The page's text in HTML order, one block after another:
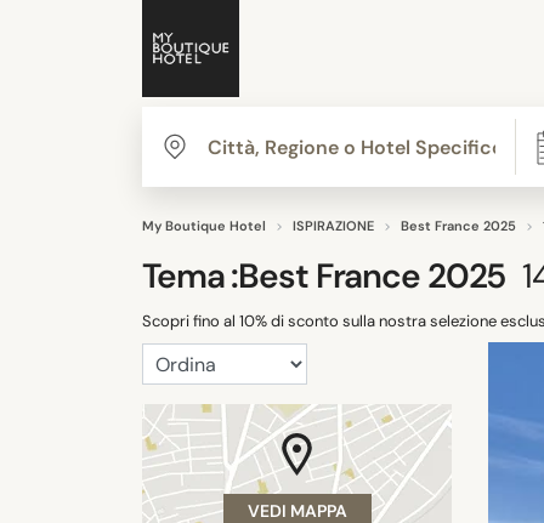
My Boutique Hotel ISPIRAZIONE Best France 2025
Tema :Best France 2025
Scopri fino al 10% di sconto sulla nostra selezione
VEDI MAPPA